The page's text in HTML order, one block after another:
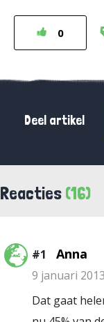
0
Deel artikel
Reacties (16)
#1 Anna
9 januari
Dat gaat